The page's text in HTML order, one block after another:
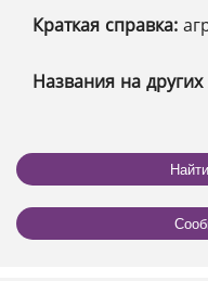
Краткая справка:
Названия на других